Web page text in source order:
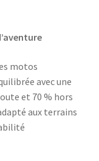
motos
avec une
et 70 % hors
aux terrains